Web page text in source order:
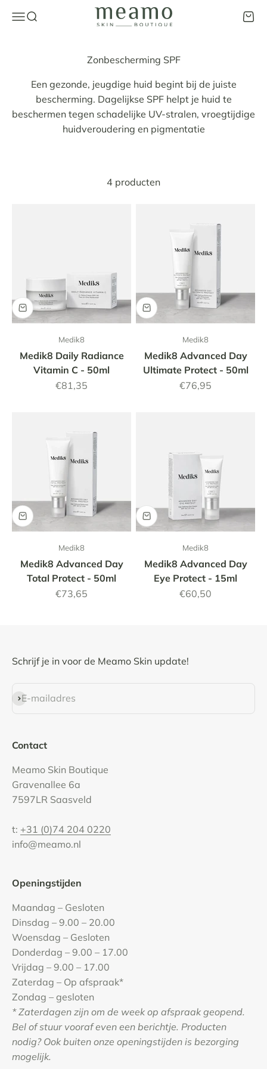
Navigatiemenu openen
Zoeken openen Meamo Skin Boutique
Een gezonde, jeugdige huid begint bij de juiste
bescherming. Dagelijkse SPF helpt je huid te
beschermen tegen schadelijke UV-stralen, vroegtijdige
huidveroudering en pigmentatie
4 producten
Medik8
Medik8 Daily Radiance
Vitamin C - 50ml
Aanbiedingsprijs
€81,35
Medik8
Medik8 Advanced Day
Ultimate Protect - 50ml
Aanbiedingsprijs
€76,95
Medik8
Medik8 Advanced Day
Total Protect - 50ml
Aanbiedingsprijs
€73,65
Medik8
Medik8 Advanced Day
Eye Protect - 15ml
Aanbiedingsprijs
€60,50
Schrijf je in voor de Meamo Skin update!
E-mailadres
Abonneren
Contact
Meamo Skin Boutique
Gravenallee 6a
7597LR Saasveld
t: +31 (0)74 204 0220
info@meamo.nl
Openingstijden
Maandag – Gesloten
Dinsdag – 9.00 – 20.00
Woensdag – Gesloten
Donderdag – 9.00 – 17.00
Vrijdag – 9.00 – 17.00
Zaterdag – Op afspraak*
Zondag – gesloten
* Zaterdagen zijn om de week op afspraak geopend.
Bel of stuur vooraf even een berichtje. Producten
nodig? Ook buiten onze openingstijden is bezorging
mogelijk.